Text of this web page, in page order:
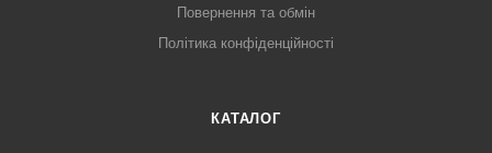
Повернення та обмін
Політика конфіденційності
КАТАЛОГ